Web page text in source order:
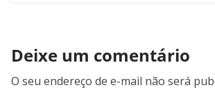
Deixe um comentário
O seu endereço de e-mail não será